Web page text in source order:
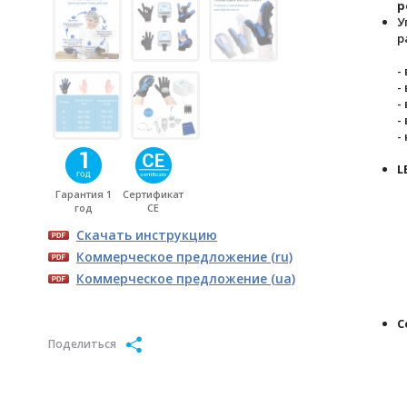
Гарантия 1
год
Сертификат
CE
Скачать инструкцию
Коммерческое предложение (ru)
Коммерческое предложение (ua)
Поделиться
-
-
-
-
-